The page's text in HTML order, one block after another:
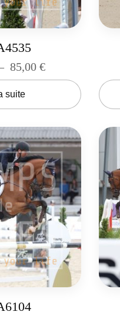
85,00 €
suite